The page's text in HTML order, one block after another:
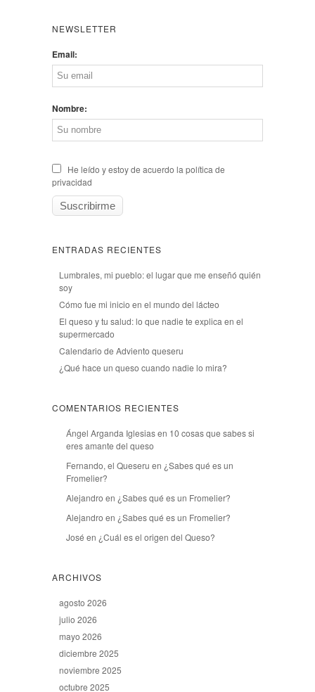
NEWSLETTER
Email:
Nombre:
He leído y estoy de acuerdo la política de
privacidad
ENTRADAS RECIENTES
Lumbrales, mi pueblo: el lugar que me enseñó quién
soy
Cómo fue mi inicio en el mundo del lácteo
El queso y tu salud: lo que nadie te explica en el
supermercado
Calendario de Adviento queseru
¿Qué hace un queso cuando nadie lo mira?
COMENTARIOS RECIENTES
Ángel Arganda Iglesiasen 10 cosas que sabes si
eres amante del queso
Fernando, el Queseru en ¿Sabes qué es un
Fromelier?
Alejandro en ¿Sabes qué es un Fromelier?
Alejandro en ¿Sabes qué es un Fromelier?
José en ¿Cuál es el origen del Queso?
ARCHIVOS
agosto 2026
julio 2026
mayo 2026
diciembre 2025
noviembre 2025
octubre 2025